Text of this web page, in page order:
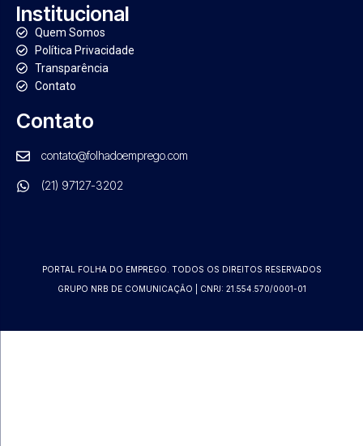
Institucional
Quem Somos
Política Privacidade
Transparência
Contato
Contato
contato@folhadoemprego.com
(21) 97127-3202
PORTAL FOLHA DO EMPREGO. TODOS OS DIREITOS RESERVADOS
GRUPO NRB DE COMUNICAÇÃO | CNPJ: 21.554.570/0001-01